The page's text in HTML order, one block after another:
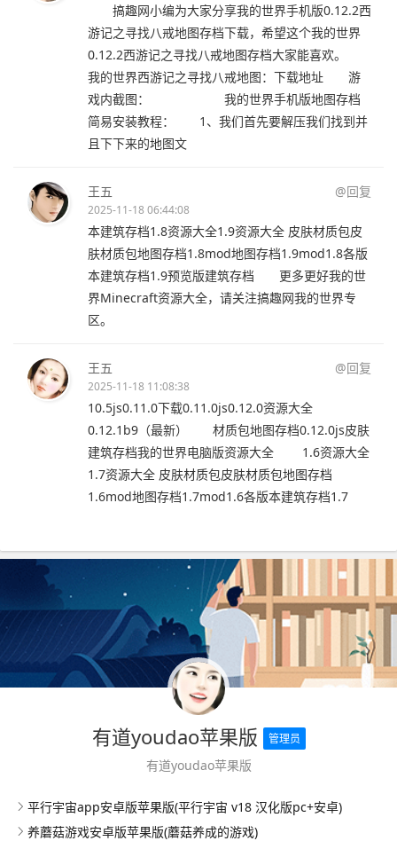
搞趣网小编为大家分享我的世界手机版0.12.2西
游记之寻找八戒地图存档下载，希望这个我的世界
0.12.2西游记之寻找八戒地图存档大家能喜欢。
我的世界西游记之寻找八戒地图：下载地址 游
戏内截图： 我的世界手机版地图存档
简易安装教程： 1、我们首先要解压我们找到并
且下下来的地图文
王五 @回复
2025-11-18 06:44:08
本建筑存档1.8资源大全1.9资源大全 皮肤材质包皮
肤材质包地图存档1.8mod地图存档1.9mod1.8各版
本建筑存档1.9预览版建筑存档 更多更好我的世
界Minecraft资源大全，请关注搞趣网我的世界专
区。
王五 @回复
2025-11-18 11:08:38
10.5js0.11.0下载0.11.0js0.12.0资源大全
0.12.1b9（最新） 材质包地图存档0.12.0js皮肤
建筑存档我的世界电脑版资源大全 1.6资源大全
1.7资源大全 皮肤材质包皮肤材质包地图存档
1.6mod地图存档1.7mod1.6各版本建筑存档1.7
有道youdao苹果版 管理员
有道youdao苹果版
平行宇宙app安卓版苹果版(平行宇宙 v18 汉化版pc+安卓)
养蘑菇游戏安卓版苹果版(蘑菇养成的游戏)